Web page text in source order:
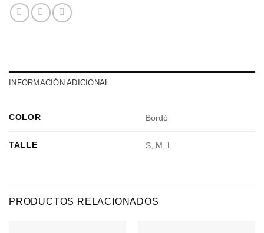
INFORMACIÓN ADICIONAL
COLOR Bordó
TALLE S, M, L
PRODUCTOS RELACIONADOS